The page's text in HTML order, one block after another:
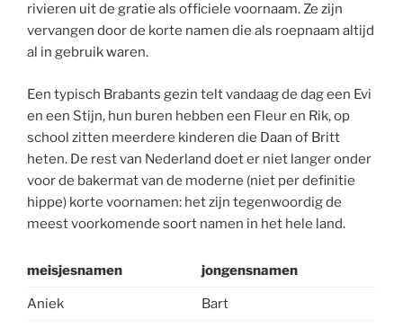
rivieren uit de gratie als officiele voornaam. Ze zijn
vervangen door de korte namen die als roepnaam altijd
al in gebruik waren.
Een typisch Brabants gezin telt vandaag de dag een Evi
en een Stijn, hun buren hebben een Fleur en Rik, op
school zitten meerdere kinderen die Daan of Britt
heten. De rest van Nederland doet er niet langer onder
voor de bakermat van de moderne (niet per definitie
hippe) korte voornamen: het zijn tegenwoordig de
meest voorkomende soort namen in het hele land.
meisjesnamen jongensnamen
Aniek Bart